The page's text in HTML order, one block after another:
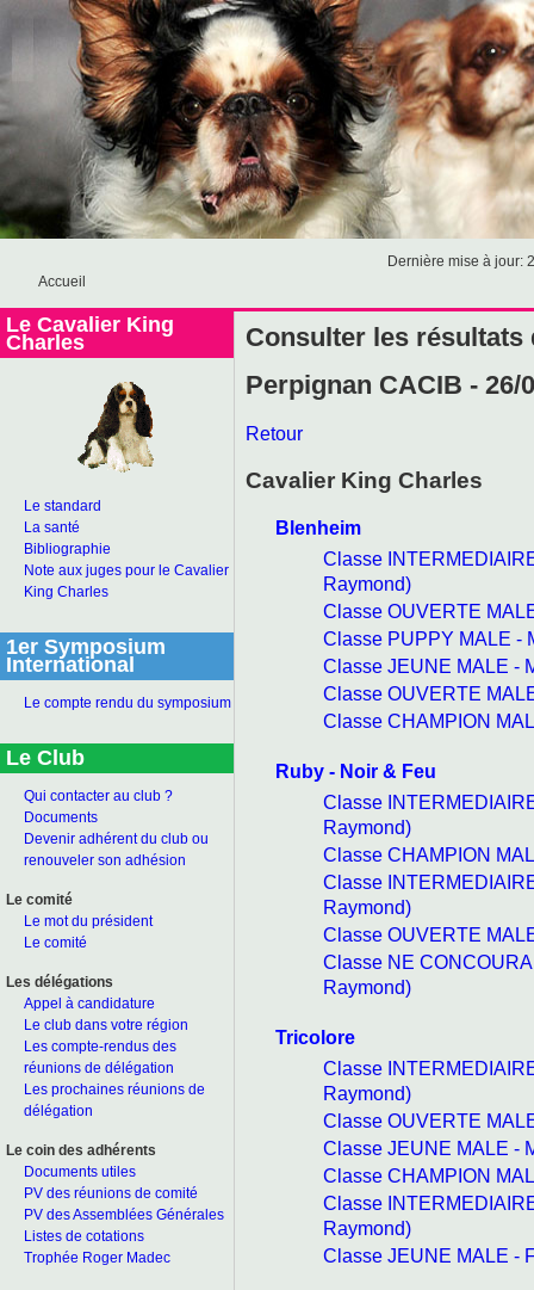
Accueil
Dernière mise à jour:
Le Cavalier King
Charles
Le standard
La santé
Bibliographie
Note aux juges pour le Cavalier
King Charles
1er Symposium
International
Le compte rendu du symposium
Le Club
Qui contacter au club ?
Documents
Devenir adhérent du club ou
renouveler son adhésion
Le comité
Le mot du président
Le comité
Les délégations
Appel à candidature
Le club dans votre région
Les compte-rendus des
réunions de délégation
Les prochaines réunions de
délégation
Le coin des adhérents
Documents utiles
PV des réunions de comité
PV des Assemblées Générales
Listes de cotations
Trophée Roger Madec
Consulter les résultats
Perpignan CACIB - 26/
Retour
Cavalier King Charles
Blenheim
Classe
Raymond)
Classe OUVERTE
Classe PUPPY MALE -
Classe JEUNE MALE -
Classe OUVERTE
Classe CHAMPION
Ruby - Noir & Feu
Classe
Raymond)
Classe CHAMPION
Classe
Raymond)
Classe OUVERTE
Classe NE
Raymond)
Tricolore
Classe
Raymond)
Classe OUVERTE
Classe JEUNE MALE -
Classe CHAMPION
Classe
Raymond)
Classe JEUNE MALE -